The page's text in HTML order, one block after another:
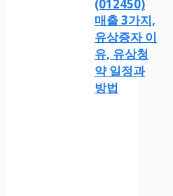
(012450)
매출 3가지,
유상증자 이
유, 유상청
약 일정과
방법